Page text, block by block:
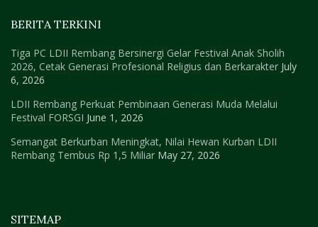
SITEMAP
BERITA TERKINI
Tiga PC LDII Rembang Bersinergi Gelar Festival Anak Sholih
2026, Cetak Generasi Profesional Religius dan Berkarakter July
6, 2026
LDII Rembang Perkuat Pembinaan Generasi Muda Melalui
Festival FORSGI June 1, 2026
Semangat Berkurban Meningkat, Nilai Hewan Kurban LDII
Rembang Tembus Rp 1,5 Miliar May 27, 2026